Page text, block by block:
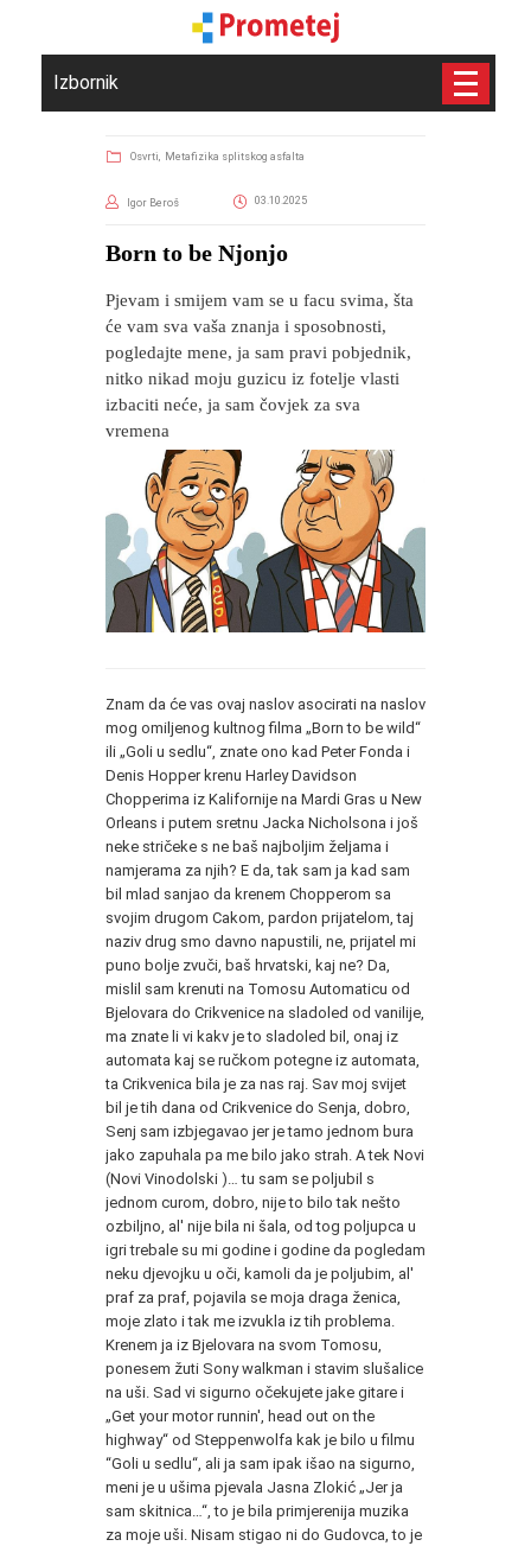
Izbornik
Osvrti, Metafizika splitskog asfalta
Igor Beroš 03.10.2025
​Born to be Njonjo
Pjevam i smijem vam se u facu svima, šta
će vam sva vaša znanja i sposobnosti,
pogledajte mene, ja sam pravi pobjednik,
nitko nikad moju guzicu iz fotelje vlasti
izbaciti neće, ja sam čovjek za sva
vremena
Znam da će vas ovaj naslov asocirati na naslov
mog omiljenog kultnog filma „Born to be wild“
ili „Goli u sedlu“, znate ono kad Peter Fonda i
Denis Hopper krenu Harley Davidson
Chopperima iz Kalifornije na Mardi Gras u New
Orleans i putem sretnu Jacka Nicholsona i još
neke stričeke s ne baš najboljim željama i
namjerama za njih? E da, tak sam ja kad sam
bil mlad sanjao da krenem Chopperom sa
svojim drugom Cakom, pardon prijatelom, taj
naziv drug smo davno napustili, ne, prijatel mi
puno bolje zvuči, baš hrvatski, kaj ne? Da,
mislil sam krenuti na Tomosu Automaticu od
Bjelovara do Crikvenice na sladoled od vanilije,
ma znate li vi kakv je to sladoled bil, onaj iz
automata kaj se ručkom potegne iz automata,
ta Crikvenica bila je za nas raj. Sav moj svijet
bil je tih dana od Crikvenice do Senja, dobro,
Senj sam izbjegavao jer je tamo jednom bura
jako zapuhala pa me bilo jako strah. A tek Novi
(Novi Vinodolski )… tu sam se poljubil s
jednom curom, dobro, nije to bilo tak nešto
ozbiljno, al' nije bila ni šala, od tog poljupca u
igri trebale su mi godine i godine da pogledam
neku djevojku u oči, kamoli da je poljubim, al'
praf za praf, pojavila se moja draga ženica,
moje zlato i tak me izvukla iz tih problema.
Krenem ja iz Bjelovara na svom Tomosu,
ponesem žuti Sony walkman i stavim slušalice
na uši. Sad vi sigurno očekujete jake gitare i
„Get your motor runnin', head out on the
highway“ od Steppenwolfa kak je bilo u filmu
“Goli u sedlu“, ali ja sam ipak išao na sigurno,
meni je u ušima pjevala Jasna Zlokić „Jer ja
sam skitnica…“, to je bila primjerenija muzika
za moje uši. Nisam stigao ni do Gudovca, to je